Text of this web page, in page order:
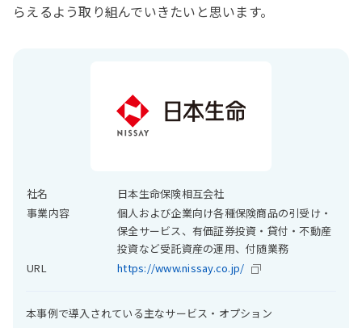
らえるよう取り組んでいきたいと思います。
社名
日本生命保険相互会社
事業内容
個人および企業向け各種保険商品の引受け・
保全サービス、有価証券投資・貸付・不動産
投資など受託資産の運用、付随業務
URL
https://www.nissay.co.jp/
本事例で導入されている主なサービス・オプション